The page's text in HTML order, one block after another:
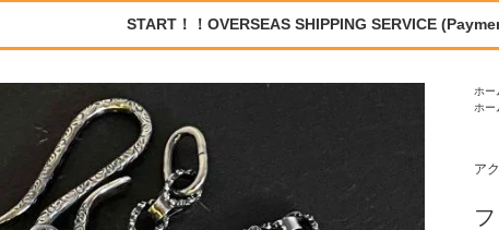
START！！OVERSEAS SHIPPING SERVICE
ホー
ホー
ア